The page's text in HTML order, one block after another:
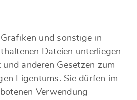
und sonstige in
Dateien unterliegen
anderen Gesetzen zum
Eigentums. Sie dürfen im
Verwendung